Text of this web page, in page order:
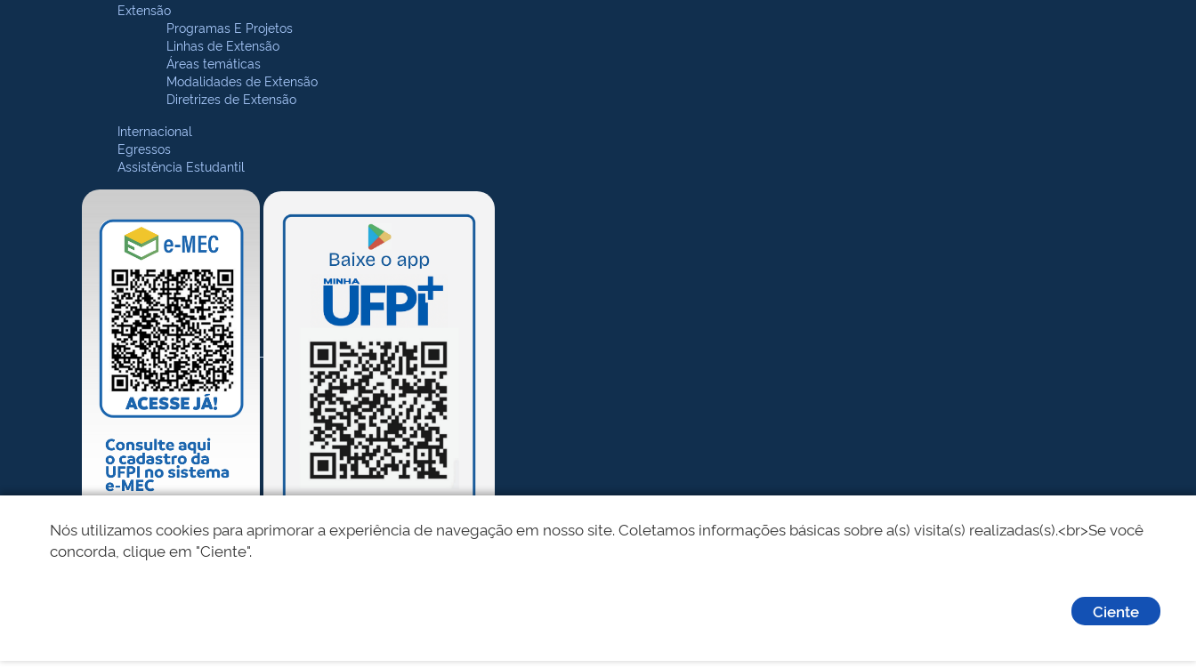
Extensão
Programas E Projetos
Linhas de Extensão
Áreas temáticas
Modalidades de Extensão
Diretrizes de Extensão
Internacional
Egressos
Assistência Estudantil
Nós utilizamos cookies para aprimorar a experiência de navegação em nosso site. Coletamos informações básicas sobre a(s) visita(s) realizadas(s).<br>Se você
concorda, clique em "Ciente".
Ciente